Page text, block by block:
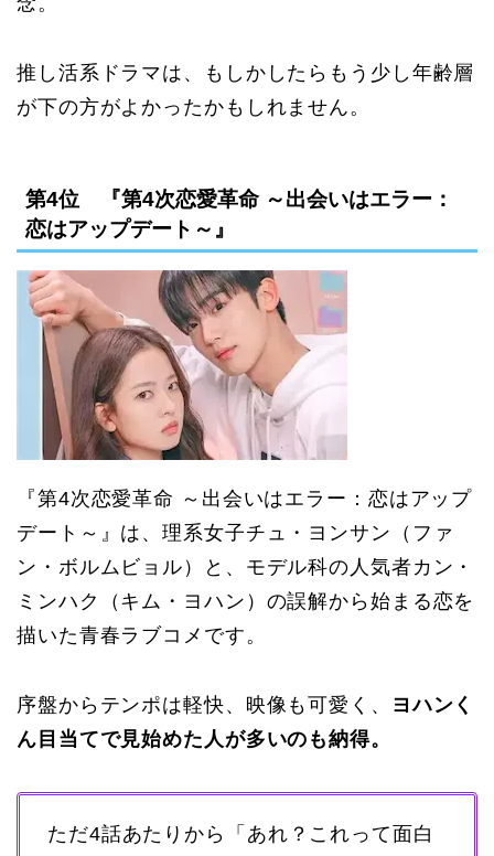
推し活系ドラマは、もしかしたらもう少し年齢層
が下の方がよかったかもしれません。
第4位 『第4次恋愛革命 ～出会いはエラー：
恋はアップデート～』
『第4次恋愛革命 ～出会いはエラー：恋はアップ
デート～』は、理系女子チュ・ヨンサン（ファ
ン・ボルムビョル）と、モデル科の人気者カン・
ミンハク（キム・ヨハン）の誤解から始まる恋を
描いた青春ラブコメです。
序盤からテンポは軽快、映像も可愛く、
ヨハンく
ん目当てで見始めた人が多いのも納得。
ただ4話あたりから「あれ？これって面白